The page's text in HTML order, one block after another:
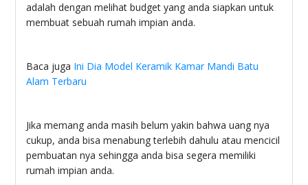
adalah dengan melihat budget yang anda siapkan untuk
membuat sebuah rumah impian anda.
Baca juga Ini Dia Model Keramik Kamar Mandi Batu
Alam Terbaru
Jika memang anda masih belum yakin bahwa uang nya
cukup, anda bisa menabung terlebih dahulu atau mencicil
pembuatan nya sehingga anda bisa segera memiliki
rumah impian anda.